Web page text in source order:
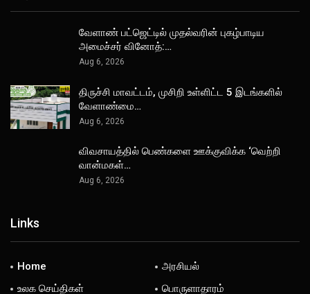
வேளாண் பட்ஜெட்டில் முதல்வரின் புகழ்பாடிய
அமைச்சர் வினோத்:…
Aug 6, 2026
திருச்சி மாவட்டம், முசிறி உள்ளிட்ட 5 இடங்களில்
வேளாண்மை…
Aug 6, 2026
விவசாயத்தில் பெண்களை ஊக்குவிக்க ‘வெற்றி
வான்மகள்…
Aug 6, 2026
Links
Home
அரசியல்
உலக செய்திகள்
பொருளாதாரம்